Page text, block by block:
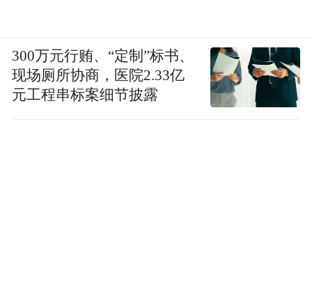
300万元行贿、“定制”标书、
现场厕所协商，医院2.33亿
元工程串标案细节披露